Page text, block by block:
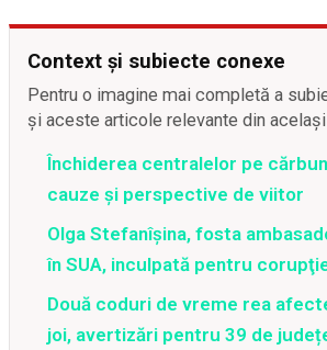
Context și subiecte conexe
Pentru o imagine mai completă a
și aceste articole relevante din
Închiderea centralelor pe
cauze și perspective de viitor
Olga Stefanîşina, fosta
în SUA, inculpată pentru
Două coduri de vreme rea
joi, avertizări pentru 39 de